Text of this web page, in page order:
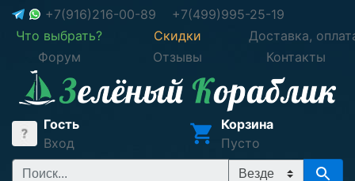
+7(916)216-00-89
+7(499)995-25-19
Что выбрать?
Скидки
Доставка,
Форум
Отзывы Контакты
Гость
Вход
Корзина
Пусто